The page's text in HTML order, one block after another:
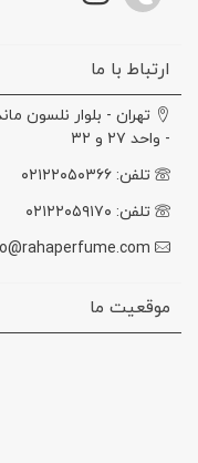
ارتباط با ما
تهران - بلوار نلسون
- واحد ۲۷ و ۳۲
تلفن: ۰۲۱۲۲۰۵۰۳۶۶
تلفن: ۰۲۱۲۲۰۵۹۱۷۰
موقعیت ما